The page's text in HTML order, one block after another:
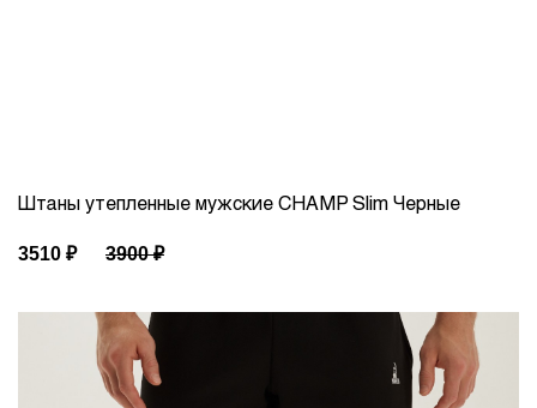
Штаны утепленные мужские CHAMP Slim Черные
3510 ₽ 3900₽